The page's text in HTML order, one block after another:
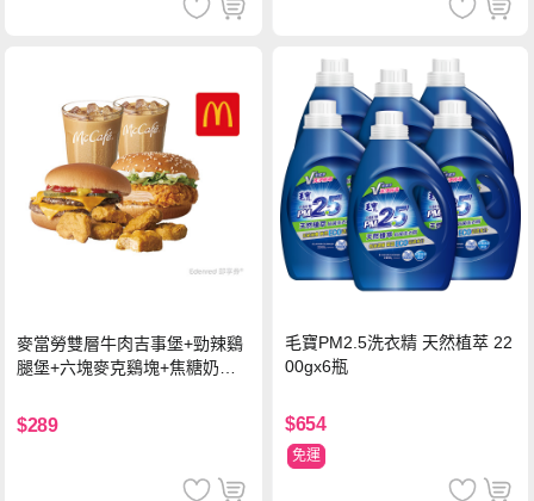
麥當勞雙層牛肉吉事堡+勁辣鷄
腿堡+六塊麥克鷄塊+焦糖奶茶
$289
毛寶PM2.5洗衣精 天然植萃 22
00gx6瓶
$654
免運